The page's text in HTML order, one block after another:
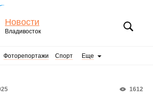
Новости
Владивосток
Фоторепортажи Спорт Еще
1612